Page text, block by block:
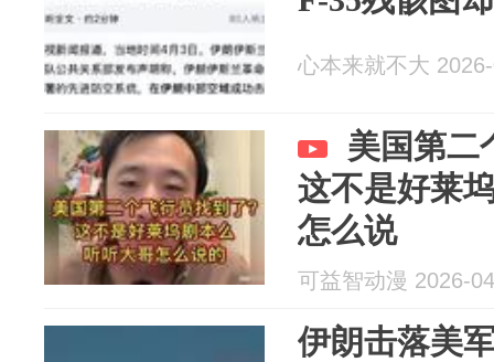
心本来就不大
美国第二
这不是好莱
怎么说
可益智动漫 2026-
伊朗击落美